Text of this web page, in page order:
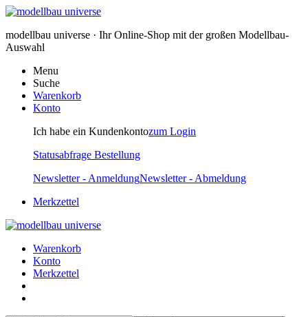
modellbau universe · Ihr Online-Shop mit der großen Modellbau-
Auswahl
Menu
Suche
Warenkorb
Konto
Ich habe ein Kundenkontozum Login
Statusabfrage Bestellung
Newsletter - AnmeldungNewsletter - Abmeldung
Merkzettel
Warenkorb
Konto
Merkzettel